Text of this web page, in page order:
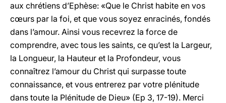
aux chrétiens d’Ephèse: «Que le Christ habite en vos
cœurs par la foi, et que vous soyez enracinés, fondés
dans l’amour. Ainsi vous recevrez la force de
comprendre, avec tous les saints, ce qu’est la Largeur,
la Longueur, la Hauteur et la Profondeur, vous
connaîtrez l’amour du Christ qui surpasse toute
connaissance, et vous entrerez par votre plénitude
dans toute la Plénitude de Dieu» (Ep 3, 17-19). Merci